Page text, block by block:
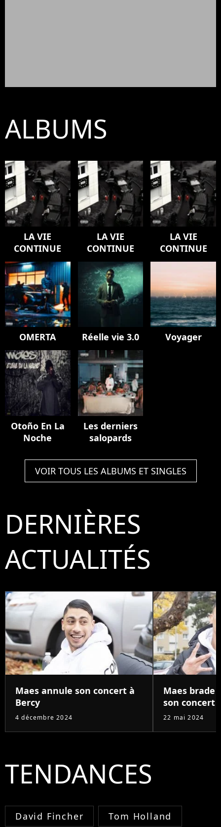
ALBUMS
LA VIE
CONTINUE
LA VIE
CONTINUE
LA VIE
CONTINUE
OMERTA Réelle vie 3.0 Voyager
Otoño En La
Noche
Les derniers
salopards
VOIR TOUS LES ALBUMS ET SINGLES
DERNIÈRES
ACTUALITÉS
Maes annule son concert à
Bercy
4 décembre 2024
Maes brade
son concert
22 mai 2024
TENDANCES
David Fincher Tom Holland